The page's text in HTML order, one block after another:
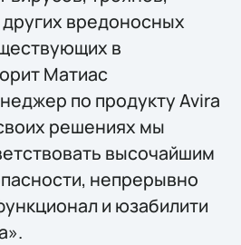
вредоносных
в
Матиас
по продукту Avira
решениях мы
высочайшим
непрерывно
и юзабилити